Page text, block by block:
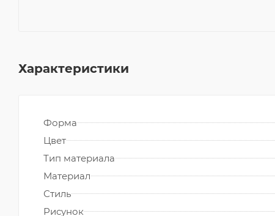
Характеристики
Форма
Цвет
Тип материала
Материал
Стиль
Рисунок